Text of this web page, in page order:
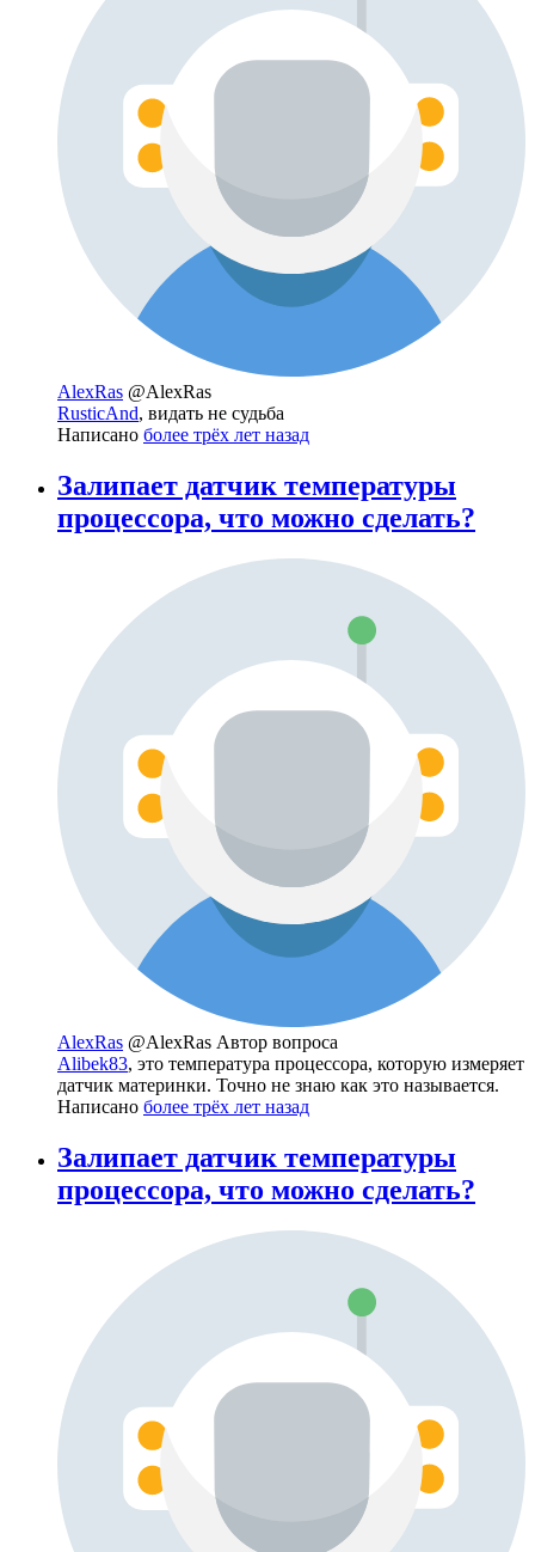
AlexRas @AlexRas
RusticAnd, видать не судьба
Написано более трёх лет назад
Залипает датчик температуры
процессора, что можно сделать?
AlexRas @AlexRas Автор вопроса
Alibek83, это температура процессора, которую измеряет
датчик материнки. Точно не знаю как это называется.
Написано более трёх лет назад
Залипает датчик температуры
процессора, что можно сделать?